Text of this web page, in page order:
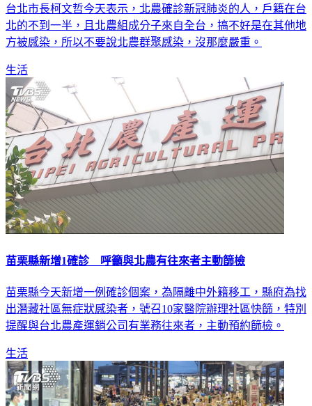
台北市長柯文哲今天表示，北農確診新冠肺炎的人，戶籍在台
北的不到一半，且北農組成分子來自全台，搞不好是在其他地
方被感染，所以不要說北農群聚感染，沒那麼嚴重。
生活
苗栗縣新增1確診 呼籲與北農有往來者主動篩檢
苗栗縣今天新增一例確診個案，為隔離中外籍移工，縣府為找
出潛藏社區無症狀感染者，號召10家醫院辦理社區快篩，特別
提醒與台北農產運銷公司有業務往來者，主動預約篩檢。
生活